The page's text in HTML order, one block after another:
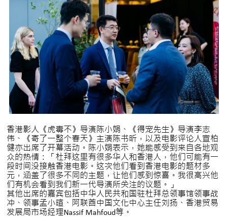
香港影人《虎毒不》导演陈小娟、《得宠先生》导演李志
伟、《寄了一整个春天》主演陈书昕，以及电影评论人宣柏
健亦出席了开幕活动。陈小娟表示，她能感受到来自各地观
众的热情：「杜拜这里有很多华人和香港人，他们可能有一
段时间没接触香港电影。这次他们看到香港电影的题材多
元，涵盖了很多不同的主题，让他们感到惊喜。我很高兴他
们有机会看到我们新一代导演所关注的议题。」
其他出席的嘉宾包括中华人民共和国驻杜拜总领事馆领事战
冲、领事孟小暄、阿联酋中国文化中心主任刘扬、香港贸易
发展局市场经理Nassif Mahfoud等。